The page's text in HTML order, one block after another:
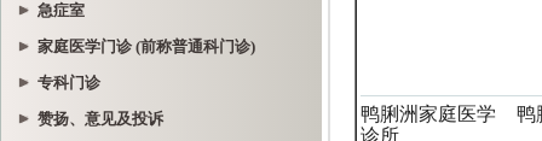
急症室
家庭医学门诊 (前称普通科门诊)
专科门诊
赞扬、意见及投诉